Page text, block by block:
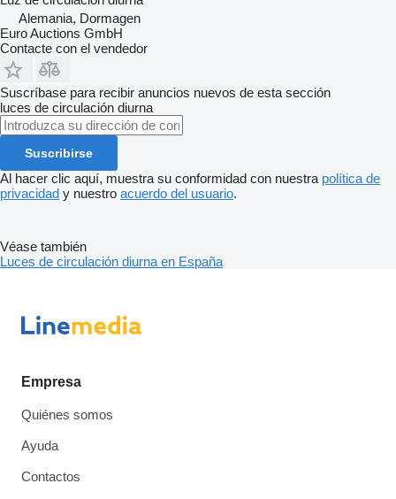
Alemania, Dormagen
Euro Auctions GmbH
Contacte con el vendedor
Suscríbase para recibir anuncios nuevos de esta sección
luces de circulación diurna
Suscribirse
Al hacer clic aquí, muestra su conformidad con nuestra política de
privacidad y nuestro acuerdo del usuario.
Véase también
Luces de circulación diurna en España
Empresa
Quiénes somos
Ayuda
Contactos